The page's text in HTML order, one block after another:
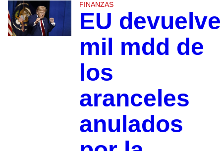
FINANZAS
EU
mil mdd de
los
aranceles
anulados